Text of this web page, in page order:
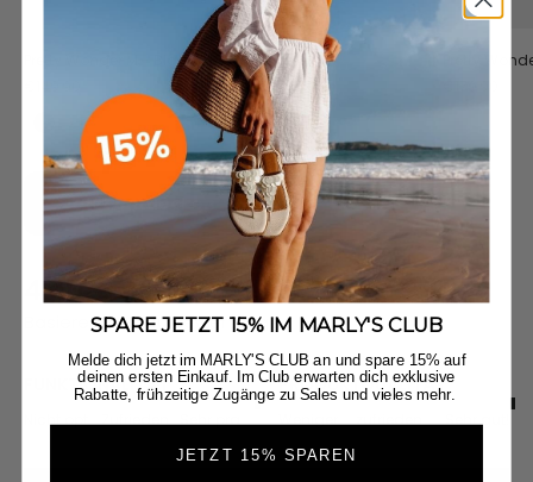
Pretty Wonder M - Black
BlackCrema
Pretty
Jetzt entdecken
4.40
Basierend auf 10 Bewertungen
FUNKTIONALITÄT
Nicht optimal Zufriedenstellend Sehr praktisch
PRODUKTQUALITÄT
Weniger gut zufriedenstellend Sehr gut!
New content loaded
SPARE JETZT 15% IM MARLY'S CLUB
Melde dich jetzt im MARLY'S CLUB an und spare 15% auf
deinen ersten Einkauf. Im Club erwarten dich exklusive
Rabatte, frühzeitige Zugänge zu Sales und vieles mehr.
JETZT 15% SPAREN